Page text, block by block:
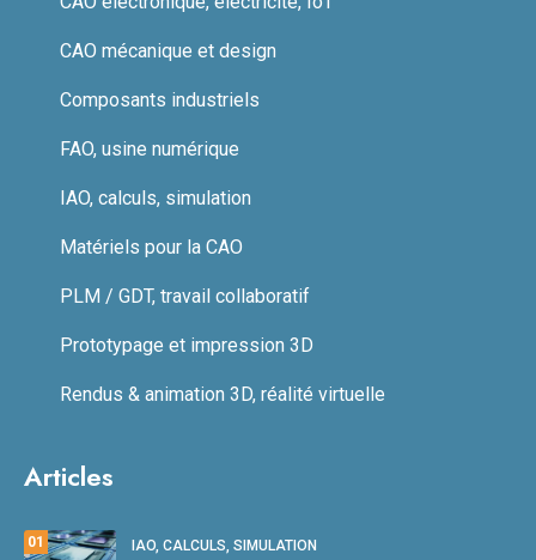
CAO mécanique et design
Composants industriels
FAO, usine numérique
IAO, calculs, simulation
Matériels pour la CAO
PLM / GDT, travail collaboratif
Prototypage et impression 3D
Rendus & animation 3D, réalité virtuelle
Articles
01 IAO, CALCULS, SIMULATION